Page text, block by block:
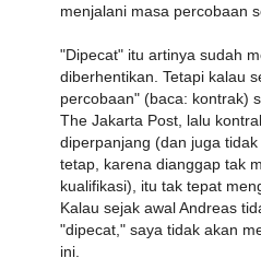
menjalani masa percobaan
"Dipecat" itu artinya sudah
diberhentikan. Tetapi kalau
percobaan" (baca: kontrak)
The Jakarta Post, lalu
diperpanjang (dan juga
tetap, karena dianggap tak
kualifikasi), itu tak tepat
Kalau sejak awal Andreas
"dipecat," saya tidak akan
ini.